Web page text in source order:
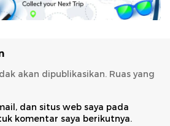
akan dipublikasikan. Ruas yang
dan situs web saya pada
komentar saya berikutnya.